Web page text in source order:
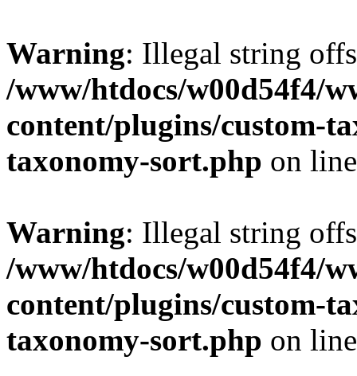
Warning: Illegal string
/www/htdocs/w00d54f4/
content/plugins/custom-
taxonomy-sort.php on
Warning: Illegal string
/www/htdocs/w00d54f4/
content/plugins/custom-
taxonomy-sort.php on